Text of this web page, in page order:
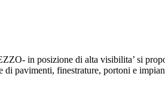
posizione di alta visibilita’ si
di pavimenti, finestrature, portoni e